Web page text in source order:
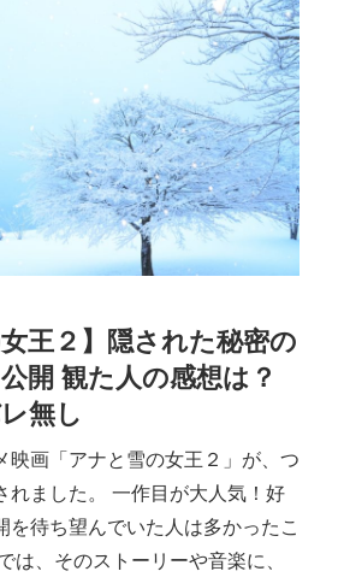
女王２】隠された秘密の
開 観た人の感想は？
無し
映画「アナと雪の女王２」が、つ
れました。 一作目が大人気！好
を待ち望んでいた人は多かったこ
は、そのストーリーや音楽に、